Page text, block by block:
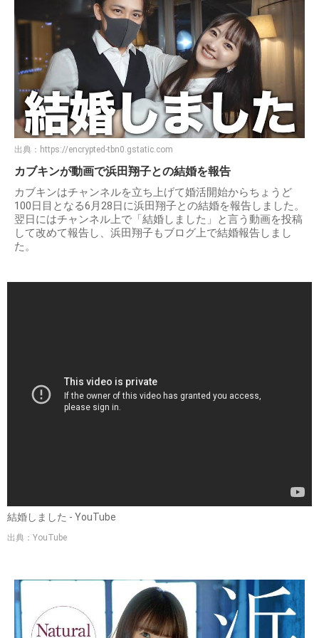
出典： https://encrypted-tbn0.gstatic.com
カブキンが動画で浜田翔子との結婚を報告
カブキンはチャンネルを立ち上げて婚活開始からちょうど
100日目となる6月28日に浜田翔子との結婚を報告しました。
翌日にはチャンネル上で「結婚しました」と言う動画を投稿
して改めて報告し、浜田翔子もブログ上で結婚報告しまし
た。
結婚しました - YouTube
出典：YouTube